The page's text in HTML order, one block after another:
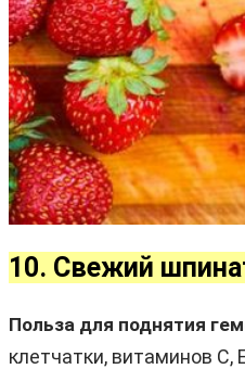
10. Свежий
Польза для поднятия
клетчатки, витаминов C,